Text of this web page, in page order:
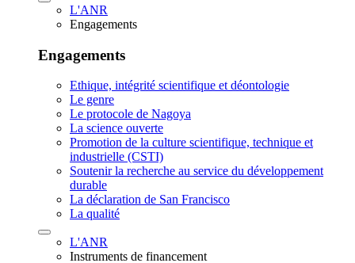
L'ANR
Engagements
Engagements
Ethique, intégrité scientifique et déontologie
Le genre
Le protocole de Nagoya
La science ouverte
Promotion de la culture scientifique, technique et
industrielle (CSTI)
Soutenir la recherche au service du développement
durable
La déclaration de San Francisco
La qualité
L'ANR
Instruments de financement